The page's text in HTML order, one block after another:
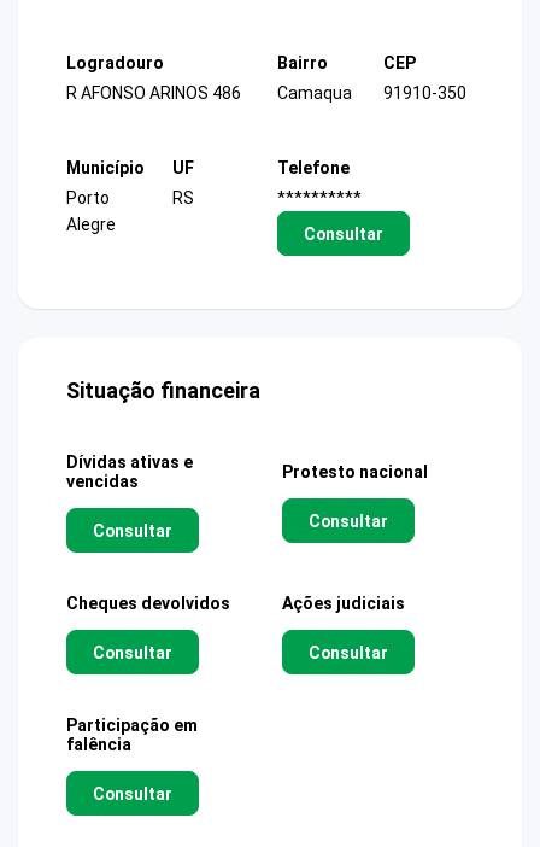
Logradouro
R AFONSO ARINOS 486
Bairro
Camaqua
CEP
91910-350
Município
Porto
Alegre
UF
RS
Telefone
**********
Consultar
Situação financeira
Dívidas ativas e
vencidas
Consultar
Protesto nacional
Consultar
Cheques devolvidos
Consultar
Ações judiciais
Consultar
Participação em
falência
Consultar